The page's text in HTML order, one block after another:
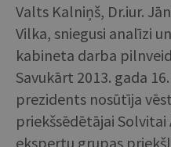
Valts Kalniņš, Dr.iur.
Vilka, sniegusi analīzi
kabineta darba
Savukārt 2013. gada
prezidents nosūtīja
priekšsēdētājai
ekspertu grupas